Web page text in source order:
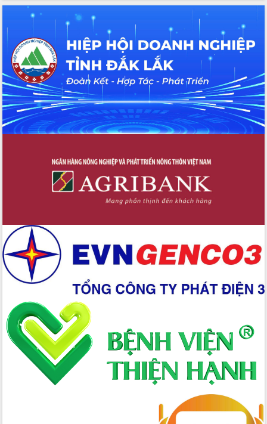
Tháo gỡ những vướng mắc, đẩy mạnh
công tác cải cách thủ tục hành chính
tại Trung tâm Phục vụ hành chính
công tỉnh
Đắk Lắk: Tôn vinh 46 giải pháp tại Hội
thi Sáng tạo Kỹ thuật 2024 - 2025
Đắk Lắk rà soát, điều chỉnh Đề án 190
về phát triển nuôi trồng thủy sản
Phó Chủ tịch UBND tỉnh Đắk Lắk
Trương Công Thái kiểm tra thực địa
Định vị cà phê Việt Nam như một “di
sản sống” trong dòng chảy toàn cầu
Xây dựng nông thôn mới: Nâng cao đời
sống người dân từ những mô hình thiết
Quyết liệt tháo gỡ vướng mắc, đẩy
nhanh tiến độ các dự án trọng điểm
trong Khu kinh tế Nam Phú Yên
Hòn Yến phát triển du lịch gắn với bảo
tồn biển
Lấy ý kiến điều chỉnh Quy hoạch tỉnh
Đắk Lắk thời kỳ 2021-2030, tầm nhìn
đến năm 2050
Phát động chiến dịch 30 ngày đêm
giải phóng mặt bằng Tuyến đường bộ
ven biển
Đắk Lắk nỗ lực thúc đẩy tăng trưởng
kinh tế từ 10% trở lên trong Quý